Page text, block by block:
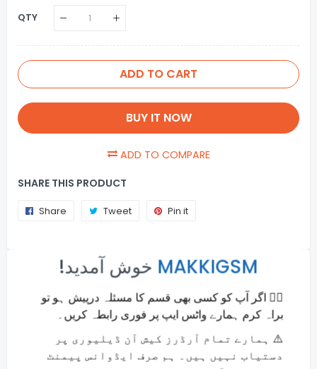
QTY
ADD TO CART
BUY IT NOW
ADD TO COMPARE
SHARE THIS PRODUCT
Share
Share
Facebook
Tweet
Tweet Pin it
Usefull Info
Online Payments
Money back guarantee
Fast and Secure Shipping
!خوش آمدید MAKKIGSM
🙋‍♂️ اگر آپ کو کسی بھی قسم کا مسئلہ درپیش ہو تو
براہ کرم ہمارے واٹس ایپ پر فوری رابطہ کریں۔
⚠️ ہمارے تمام آرڈرز کیش آن ڈیلیوری پر
دستیاب نہیں ہیں۔ ہم صرف ایڈوانس پیمنٹ